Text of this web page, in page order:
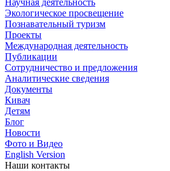
Экологическое просвещение
Познавательный туризм
Проекты
Международная деятельность
Публикации
Сотрудничество и предложения
Аналитические сведения
Документы
Кивач
Детям
Блог
Новости
Фото и Видео
English Version
Наши контакты